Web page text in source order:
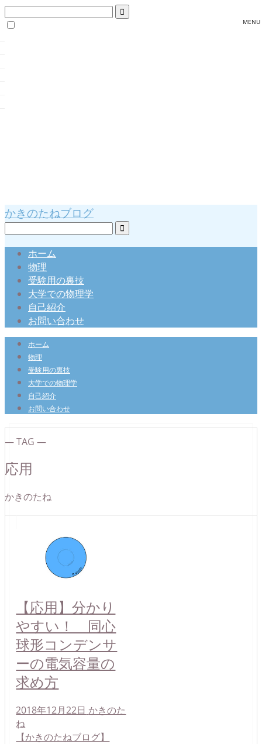
かきのたねブログ
ホーム
物理
受験用の裏技
大学での物理学
自己紹介
お問い合わせ
ホーム
物理
受験用の裏技
大学での物理学
自己紹介
お問い合わせ
― TAG ―
応用
かきのたね
【応用】分かり
やすい！ 同心
球形コンデンサ
ーの電気容量の
求め方
2018年12月22日 かきのた
ね
【かきのたねブログ】